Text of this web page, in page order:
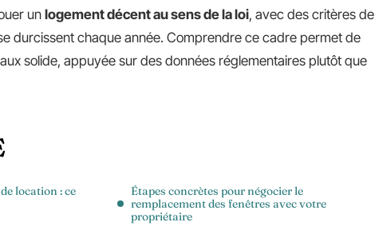
unlogement décent au sens de la loi, avec des critères de
durcissent chaque année. Comprendre ce cadre permet de
solide, appuyée sur des données réglementaires plutôt que
location : ce
Étapes concrètes pour négocier le
remplacement des fenêtres avec votre
propriétaire